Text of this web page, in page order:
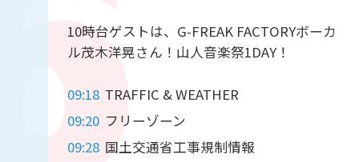
10時台ゲストは、G-FREAK FACTORYボーカ
ル茂木洋晃さん！山人音楽祭1DAY！
09:18 TRAFFIC & WEATHER
09:20 フリーゾーン
09:28 国土交通省工事規制情報